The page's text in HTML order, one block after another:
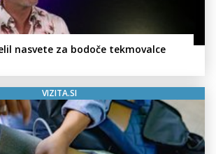
nasvete za bodoče tekmovalce
VIZITA.SI